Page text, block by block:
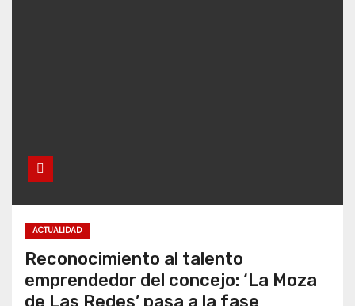
ACTUALIDAD
Reconocimiento al talento
emprendedor del concejo: ‘La Moza